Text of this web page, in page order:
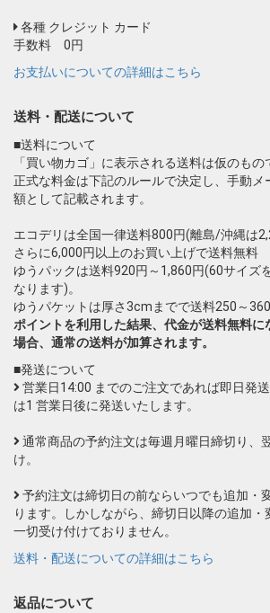
各種 クレジット カード
手数料 0円
お支払いについての詳細はこちら
送料・配送について
■送料について
「買い物カゴ」に表示される送料は仮のもの
正式な料金は下記のルールで決定し、手動メ
額として記載されます。
エコデリは全国一律送料800円(離島/沖縄は
さらに6,000円以上のお買い上げで送料無料
ゆうパックは送料920円～1,860円(60サイズ
なります)。
ゆうパケットは厚さ3cmまでで送料250～360
ポイントを利用した結果、代金が送料無料に
場合、通常の送料が加算されます。
■発送について
営業日14:00 までのご注文であれば即日発
は1 営業日後に発送いたします。
通常商品の予約注文は毎週月曜日締切り、
け。
予約注文は締切日の前ならいつでも追加・
ります。しかしながら、締切日以降の追加・
一切受け付けておりません。
送料・配送についての詳細はこちら
返品について